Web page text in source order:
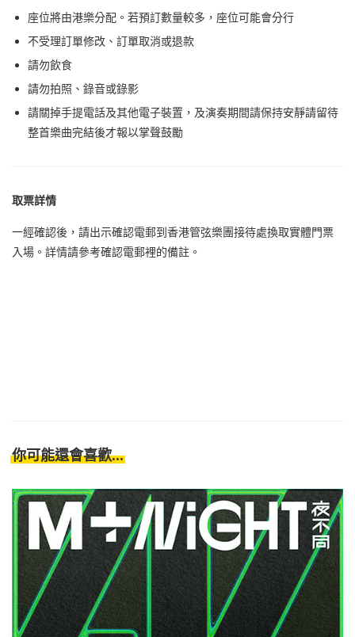
座位將由港樂分配。若預訂數量較多，座位可能會分行
不受理訂單修改、訂單取消或退款
請勿飲食
請勿拍照、錄音或錄影
請關掉手提電話及其他電子裝置，及演奏期間請保持安靜請留待
整首樂曲完結後才報以掌聲鼓勵
取票詳情
一經確認後，請出示確認電郵到香港管弦樂團接待處換取實體門票
入場。詳情請參考確認電郵裡的備註。
你可能還會喜歡...